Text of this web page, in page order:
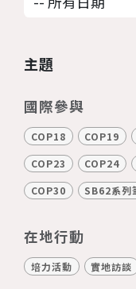
主題
國際參與
COP18 COP19
COP23 COP24
COP30 SB62系列
在地行動
培力活動 實地訪談